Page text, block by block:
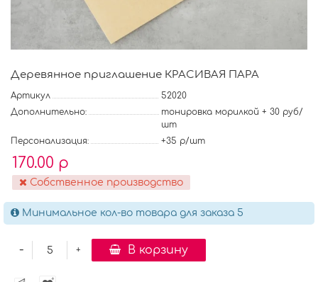
Деревянное приглашение КРАСИВАЯ ПАРА
Артикул
52020
Дополнительно:
тонировка морилкой + 30 руб/
шт
Персонализация:
+35 р/шт
170.00 р
Собственное производство
Минимальное кол-во товара для заказа 5
+
- В корзину